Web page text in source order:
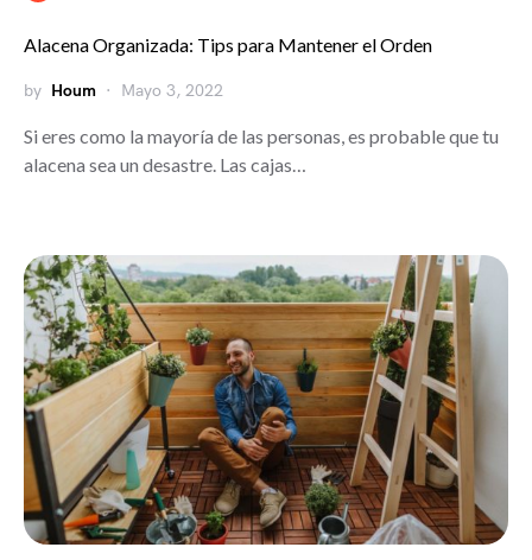
Alacena Organizada: Tips para Mantener el Orden
by Houm Mayo 3, 2022
Si eres como la mayoría de las personas, es probable que tu
alacena sea un desastre. Las cajas…